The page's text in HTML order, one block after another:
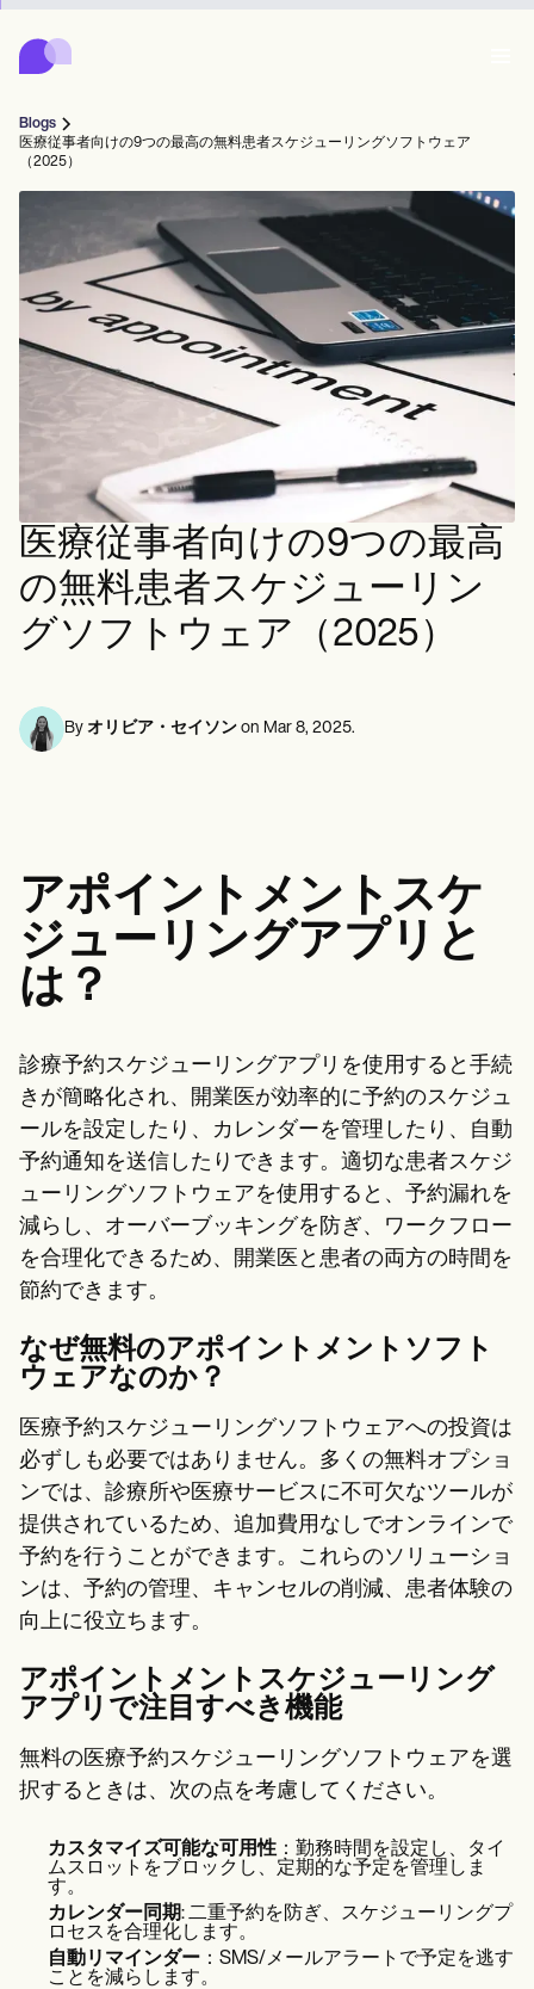
Carepatron
Product
スケジューリング
健康記録
請求
遠隔医療
クリニカルノート
プラクティス・マネジメント
Community
ソロプラクティショナー
新規開業医
チーム
コーチ
音声言語病理学者
カイロプラクター
メンタルヘルス専門家
ソーシャルワーカー
栄養士と栄養士
理学療法士
心理学者
作業療法士
Resources
ICD コード
Procedure Codes
スーパービルテンプレート
SOAP ノートテンプレート
治療計画テンプレート
Informed Consent Form
Patient Visit Summary Template
Help Center
Demos
Training Hub
Webinars
Switch to Carepatron
Become a Partner
Pricing
Why Carepatron?
Login
Features
つながる
スケジュール
Online booking
Automatic reminders
メッセージ
Client messaging
SMS and email
ケア
Telehealth video
In session notes
記録する
Clinical notes
完了する
治療する
ePrescribe
Treatment plans
請求する
Invoicing and payments
Insurance claims
クリニック管理
コンプライアンスとセキュリティ
Carepatron AI
ワークフロー全体を表示
Who we're for
Behavioral
Counselors
Mental health
Psychologists
Therapists
Medical
Dentists
Nurse practitioners
Nurses
Physicians
Psychiatrists
Allied
Dietitians
Nutritionists
Occupational therapists
Physical therapists
Social workers
Speech therapists
Acupuncturists
Chiropractors
Health coaches
Life coaches
Massage therapists
Personal trainers
Get started for free
Book a demo
ログイン
Blogs
医療従事者向けの9つの最高の無料患者スケジューリングソフトウェア
（2025）
医療従事者向けの9つの最高
の無料患者スケジューリン
グソフトウェア（2025）
By オリビア・セイソン on Mar 8, 2025.
アポイントメントスケ
ジューリングアプリと
は？
診療予約スケジューリングアプリを使用すると手続
きが簡略化され、開業医が効率的に予約のスケジュ
ールを設定したり、カレンダーを管理したり、自動
予約通知を送信したりできます。適切な患者スケジ
ューリングソフトウェアを使用すると、予約漏れを
減らし、オーバーブッキングを防ぎ、ワークフロー
を合理化できるため、開業医と患者の両方の時間を
節約できます。
なぜ無料のアポイントメントソフト
ウェアなのか？
医療予約スケジューリングソフトウェアへの投資は
必ずしも必要ではありません。多くの無料オプショ
ンでは、診療所や医療サービスに不可欠なツールが
提供されているため、追加費用なしでオンラインで
予約を行うことができます。これらのソリューショ
ンは、予約の管理、キャンセルの削減、患者体験の
向上に役立ちます。
アポイントメントスケジューリング
アプリで注目すべき機能
無料の医療予約スケジューリングソフトウェアを選
択するときは、次の点を考慮してください。
カスタマイズ可能な可用性 ：勤務時間を設定し、タイ
ムスロットをブロックし、定期的な予定を管理しま
す。
カレンダー同期: 二重予約を防ぎ、スケジューリングプ
ロセスを合理化します。
自動リマインダー ：SMS/メールアラートで予定を逃す
ことを減らします。